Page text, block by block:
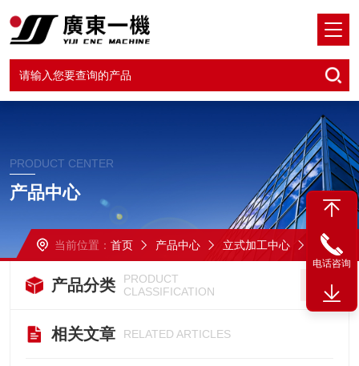
PRODUCT CENTER
产品中心
当前位置： 首页 产品中心 立式加工中心 855立式加工中心
产品分类
PRODUCT
CLASSIFICATION
相关文章 RELATED ARTICLES
电话咨询